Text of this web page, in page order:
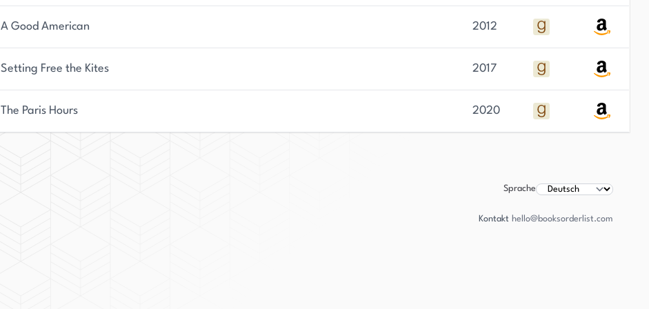
A Good American 2012
Setting Free the Kites 2017
The Paris Hours 2020
Sprache
Kontakt hello@booksorderlist.com